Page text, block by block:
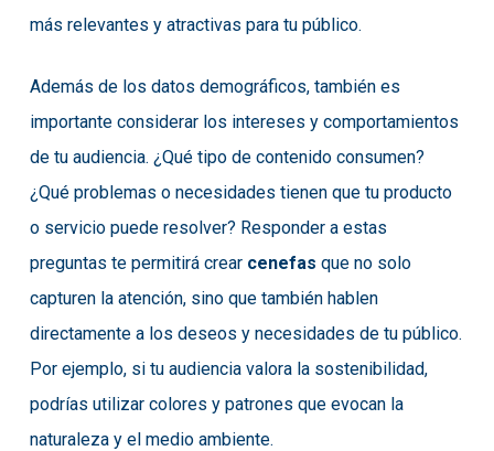
más relevantes y atractivas para tu público.
Además de los datos demográficos, también es
importante considerar los intereses y comportamientos
de tu audiencia. ¿Qué tipo de contenido consumen?
¿Qué problemas o necesidades tienen que tu producto
o servicio puede resolver? Responder a estas
preguntas te permitirá crear cenefas que no solo
capturen la atención, sino que también hablen
directamente a los deseos y necesidades de tu público.
Por ejemplo, si tu audiencia valora la sostenibilidad,
podrías utilizar colores y patrones que evocan la
naturaleza y el medio ambiente.